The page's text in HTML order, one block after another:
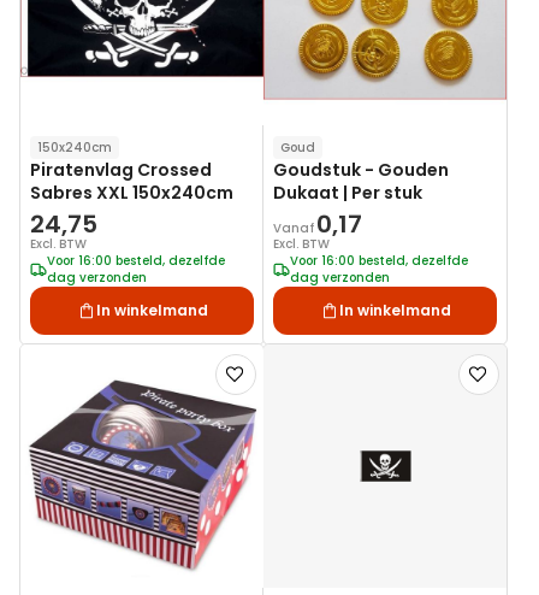
150x240cm
Piratenvlag Crossed
Sabres XXL 150x240cm
24,75
Excl. BTW
Voor 16:00 besteld, dezelfde
dag verzonden
In winkelmand
Goud
Goudstuk - Gouden
Dukaat | Per stuk
Vanaf 0,17
Excl. BTW
Voor 16:00 besteld, dezelfde
dag verzonden
In winkelmand
Voeg
toe
aan
verlanglijst
Voeg
toe